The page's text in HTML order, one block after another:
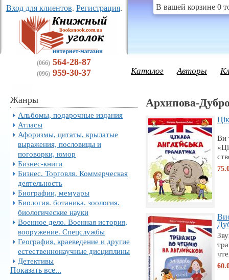
Вход для клиентов. Регистрация.
(066) 564-28-87
(096) 959-30-37
В вашей корзине 0
Каталог Авторы
Жанры
Альбомы, подарочные издания
Атласы
Афоризмы, цитаты, крылатые
выражения, пословицы и
поговорки, юмор
Бизнес-книги
Бизнес. Торговля. Коммерческая
деятельность
Биографии, мемуары
Биология. ботаника. зоология.
биологические науки
Военное дело. Военная история,
вооружение. Спецслужбы
География, краеведение и другие
естественнонаучные дисциплины
Детективы
Показать все...
Архипова-
Ви